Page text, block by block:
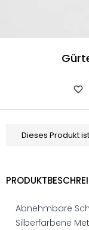
Dieses Produkt
Abnehmbare
Silberfarbene